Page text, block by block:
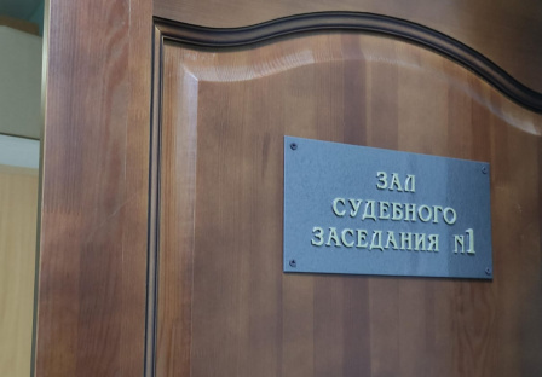
Перейти к основному содержанию